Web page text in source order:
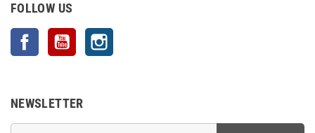
FOLLOW US
Facebook YouTube
NEWSLETTER